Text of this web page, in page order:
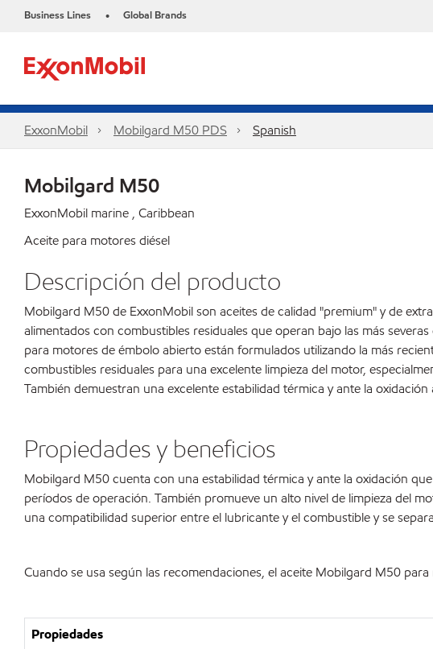
Business Lines • Global Brands
ExxonMobil Mobilgard M50 PDS Spanish
Mobilgard M50
ExxonMobil marine , Caribbean
Aceite para motores diésel
Descripción del producto
Mobilgard M50 de ExxonMobil son aceites de calidad "premium" y de
alimentados con combustibles residuales que operan bajo las más
para motores de émbolo abierto están formulados utilizando la más
combustibles residuales para una excelente limpieza del motor,
También demuestran una excelente estabilidad térmica y ante la
Propiedades y beneficios
Mobilgard M50 cuenta con una estabilidad térmica y ante la oxidación
períodos de operación. También promueve un alto nivel de limpieza del
una compatibilidad superior entre el lubricante y el combustible y se
Cuando se usa según las recomendaciones, el aceite Mobilgard M50
Propiedades